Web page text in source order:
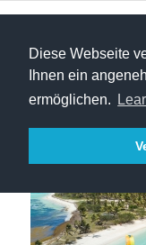
Diese Webseite
Ihnen ein
ermöglichen.